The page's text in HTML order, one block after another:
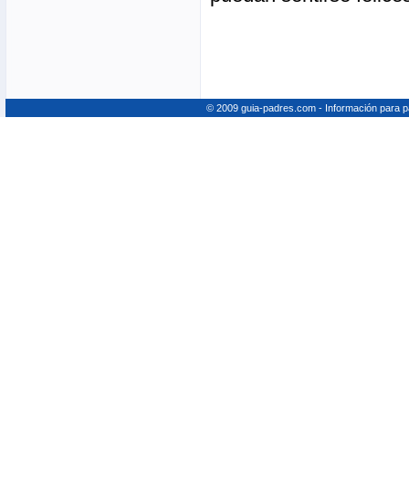
© 2009 guia-padres.com - Información para